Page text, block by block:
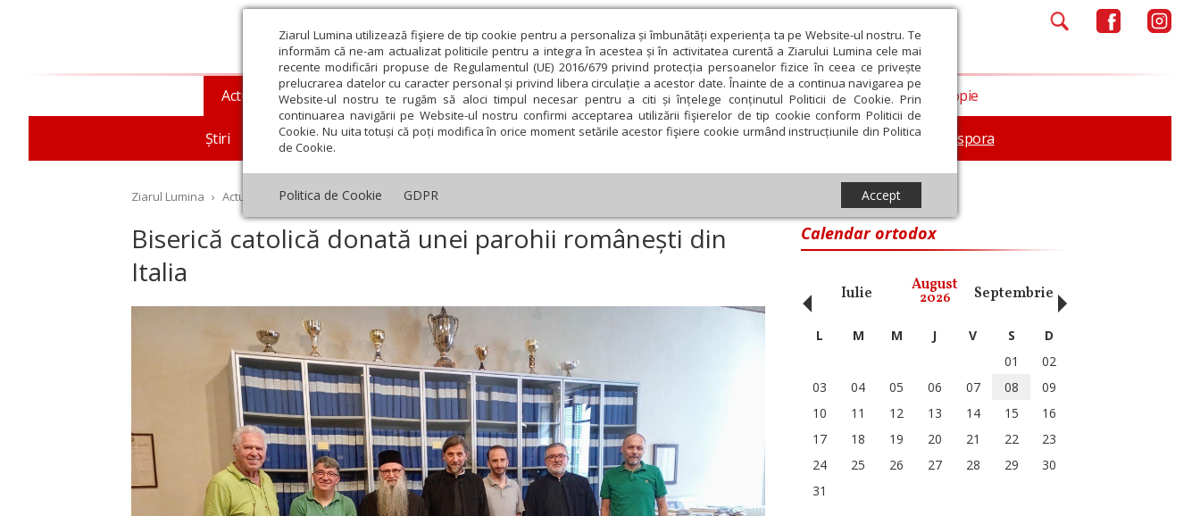
Ziarul Lumina utilizează fişiere de tip cookie pentru a personaliza și îmbunătăți experiența ta pe Website-ul nostru. Te
informăm că ne-am actualizat politicile pentru a integra în acestea și în activitatea curentă a Ziarului Lumina cele mai
recente modificări propuse de Regulamentul (UE) 2016/679 privind protecția persoanelor fizice în ceea ce privește
prelucrarea datelor cu caracter personal și privind libera circulație a acestor date. Înainte de a continua navigarea pe
Website-ul nostru te rugăm să aloci timpul necesar pentru a citi și înțelege conținutul Politicii de Cookie. Prin
continuarea navigării pe Website-ul nostru confirmi acceptarea utilizării fişierelor de tip cookie conform Politicii de
Cookie. Nu uita totuși că poți modifica în orice moment setările acestor fişiere cookie urmând instrucțiunile din Politica
de Cookie.
Politica de Cookie GDPR Accept
Actualitate religioasă
Știri Mesaje și cuvântări An omagial Comunicate de presă Documentar In memoriam Diaspora
Teologie și spiritualitate Educaţie și Cultură Societate Opinii Filantropie
Ziarul Lumina › Actualitate religioasă › Diaspora › Biserică catolică donată unei parohii românești din Italia
Biserică catolică donată unei parohii românești din
Italia
Calendar ortodox
Iulie August
2026 Septembrie Octombrie
‹ L M M J V S
D
01
02
03
04 05 06 07 08
09
10
11 12 13 14 15
16
17
18 19 20 21 22
23
24
25 26 27 28 29
30
31